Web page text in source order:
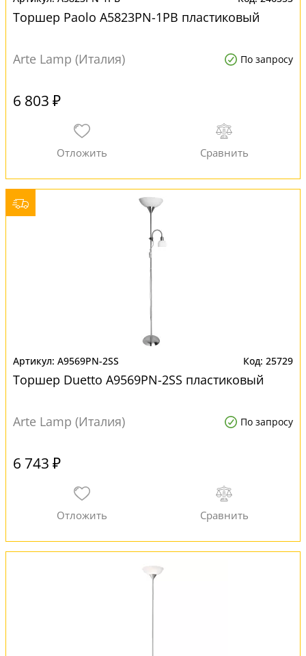
Торшер Paolo A5823PN-1PB пластиковый
Arte Lamp (Италия) По запросу
6 803 ₽
A9569PN-2SS 25729
Торшер Duetto A9569PN-2SS пластиковый
Arte Lamp (Италия) По запросу
6 743 ₽